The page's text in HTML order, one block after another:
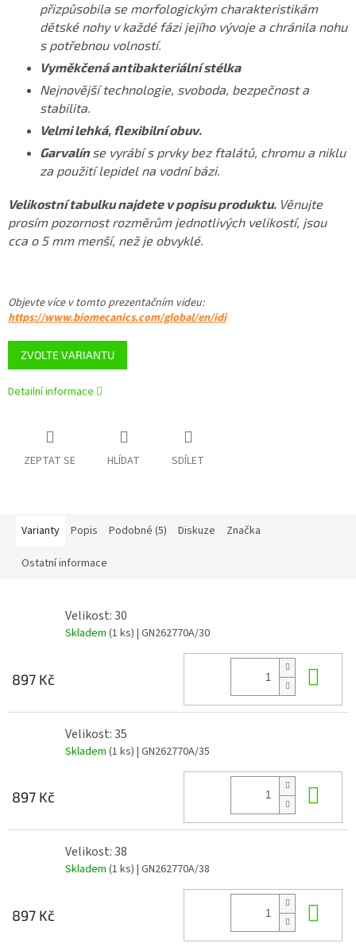
ZVOLTE VARIANTU
přizpůsobila se morfologickým charakteristikám
dětské nohy v každé fázi jejího vývoje a chránila nohu
s potřebnou volností.
Vyměkčená antibakteriální stélka
Nejnovější technologie, svoboda, bezpečnost a
stabilita.
Velmi lehká, flexibilní obuv.
Garvalín se vyrábí s prvky bez ftalátů, chromu a niklu
za použití lepidel na vodní bázi.
Velikostní tabulku najdete v popisu produktu. Věnujte
prosím pozornost rozměrům jednotlivých velikostí, jsou
cca o 5 mm menší, než je obvyklé.
Objevte více v tomtoprezentačním videu:
https://www.biomecanics.com/global/en/idi
Detailní informace
ZEPTAT SE HLÍDAT SDÍLET
Varianty Popis Podobné (5) Diskuze Značka
Ostatní informace
Velikost: 30
Skladem (1 ks) | GN262770A/30
897 Kč
Velikost: 35
Skladem (1 ks) | GN262770A/35
897 Kč
Velikost: 38
Skladem (1 ks) | GN262770A/38
897 Kč